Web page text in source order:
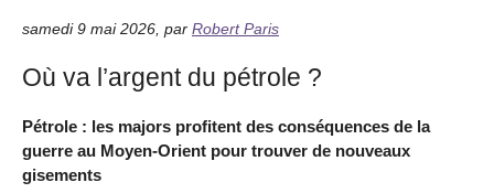
samedi 9 mai 2026 par Robert Paris
Où va l’argent du pétrole ?
Pétrole : les majors profitent des conséquences de la
guerre au Moyen-Orient pour trouver de nouveaux
gisements